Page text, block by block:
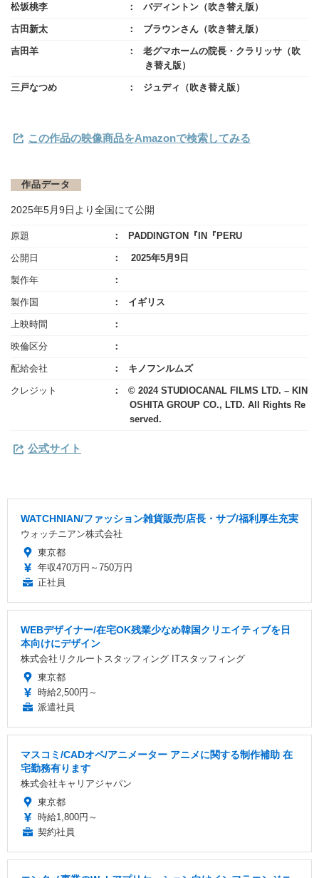
松坂桃李 パディントン（吹き替え版）
古田新太 ブラウンさん（吹き替え版）
吉田羊
老グマホームの院長・クラリッサ（吹
き替え版）
三戸なつめ ジュディ（吹き替え版）
この作品の映像商品をAmazonで検索してみる
作品データ
2025年5月9日より全国にて公開
原題 PADDINGTON『IN『PERU
公開日 2025年5月9日
製作年
製作国 イギリス
上映時間
映倫区分
配給会社 キノフンルムズ
クレジット
© 2024 STUDIOCANAL FILMS LTD. – KIN
OSHITA GROUP CO., LTD. All Rights Re
served.
公式サイト
WATCHNIAN/ファッション雑貨販売/店長・サブ/福利厚生充実
ウォッチニアン株式会社
東京都
年収470万円～750万円
正社員
WEBデザイナー/在宅OK残業少なめ韓国クリエイティブを日
本向けにデザイン
株式会社リクルートスタッフィング ITスタッフィング
東京都
時給2,500円～
派遣社員
マスコミ/CADオペ/アニメーター アニメに関する制作補助 在
宅勤務有ります
株式会社キャリアジャパン
東京都
時給1,800円～
契約社員